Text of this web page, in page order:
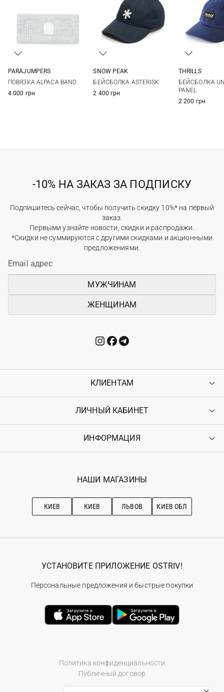
PARAJUMPERS
ПОВЯЗКА ALPACA BAND
4 000 грн
SNOW PEAK
БЕЙСБОЛКА ASTERISK
2 400 грн
THRILLS
БЕЙСБОЛКА
PANEL
2 200 грн
-10% НА ЗАКАЗ ЗА ПОДПИСКУ
Подпишитесь сейчас, чтобы получить скидку 10%* на первый
заказ.
Первыми узнайте новости, скидки и распродажи.
*Скидки не суммируются с другими скидками и акционными
предложениями.
МУЖЧИНАМ
ЖЕНЩИНАМ
КЛИЕНТАМ
Контакты
Возврат
Гарантия
ЛИЧНЫЙ КАБИНЕТ
Войти
Ostriv Club+
ИНФОРМАЦИЯ
Наши магазини
Рекомендации по уходу
НАШИ МАГАЗИНЫ
КИЕВ КИЕВ ЛЬВОВ КИЕВ ОБЛ
Политика конфиденциальности
Публичный договор
УСТАНОВИТЕ ПРИЛОЖЕНИЕ OSTRIV!
Персональные предложения и быстрые покупки